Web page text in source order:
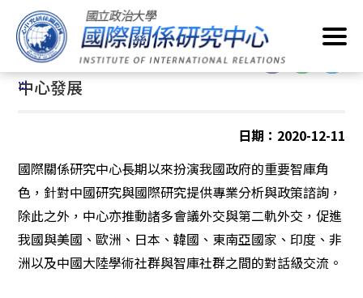
到
主
要
內
首頁/ 關於我們/中心發展
:::
:::
中心發展
日期：2020-12-11
國際關係研究中心長期以來扮演我國政府的重要智庫角
色，針對中國研究與國際研究提供專業分析與政策諮詢，
除此之外，中心亦推動諸多會議外交與第二軌外交，促進
我國與美國、歐洲、日本、韓國、東南亞國家、印度、非
洲以及中國大陸學術社群與智庫社群之間的對話級交流。